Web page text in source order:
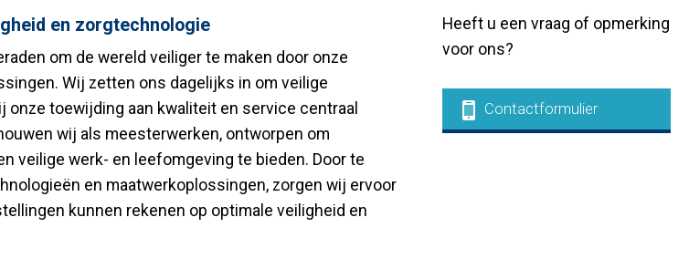
Heeft u een vraag of opmerking
voor ons?
Contactformulier
en zorgtechnologie
om de wereld veiliger te maken door onze
Wij zetten ons dagelijks in om veilige
onze toewijding aan kwaliteit en service centraal
wij als meesterwerken, ontworpen om
veilige werk- en leefomgeving te bieden. Door te
en maatwerkoplossingen, zorgen wij ervoor
kunnen rekenen op optimale veiligheid en